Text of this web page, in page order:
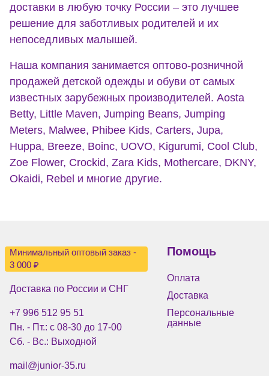
доставки в любую точку России – это лучшее
решение для заботливых родителей и их
непоседливых малышей.
Наша компания занимается оптово-розничной
продажей детской одежды и обуви от самых
известных зарубежных производителей. Aosta
Betty, Little Maven, Jumping Beans, Jumping
Meters, Malwee, Phibee Kids, Carters, Jupa,
Huppa, Breeze, Boinc, UOVO, Kigurumi, Cool Club,
Zoe Flower, Crockid, Zara Kids, Mothercare, DKNY,
Okaidi, Rebel и многие другие.
Минимальный оптовый заказ -
3 000 ₽
Доставка по России и СНГ
+7 996 512 95 51
Пн. - Пт.: с 08-30 до 17-00
Сб. - Вс.: Выходной
mail@junior-35.ru
Помощь
Оплата
Доставка
Персональные
данные